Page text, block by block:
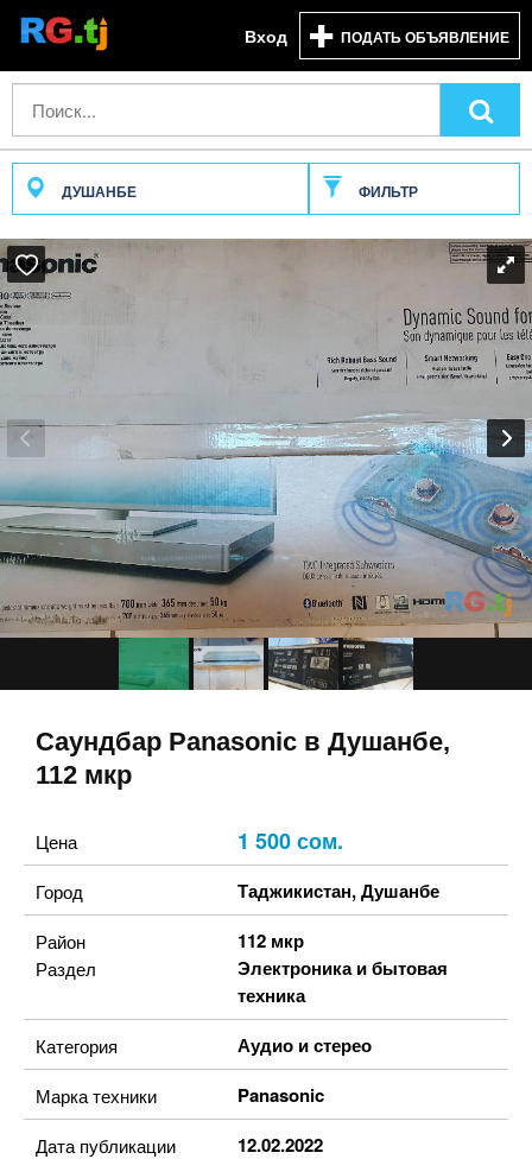
Вход ПОДАТЬ ОБЪЯВЛЕНИЕ
ДУШАНБЕ ФИЛЬТР
Саундбар Panasonic в Душанбе,
112 мкр
Цена 1 500 сом.
Город Таджикистан,Душанбе
Район 112 мкр
Раздел
Электроника и бытовая
техника
Категория Аудио и стерео
Марка техники Panasonic
Дата публикации 12.02.2022